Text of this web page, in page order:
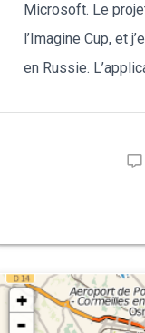
Microsoft. Le
l’Imagine Cup, et
en Russie.